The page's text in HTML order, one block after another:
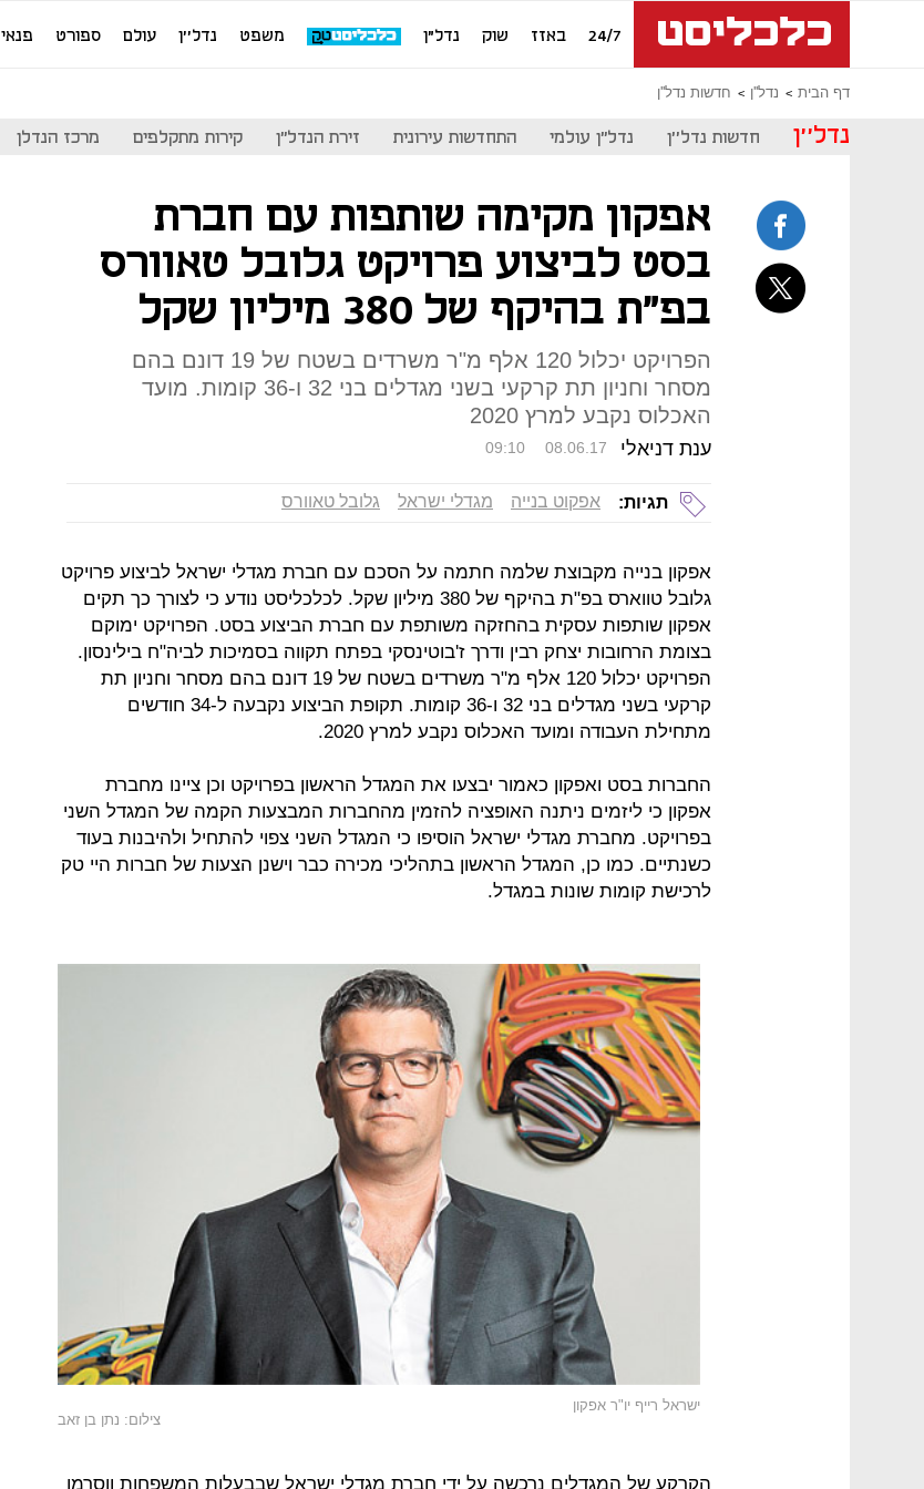
24/7 באזז שוק נדל"ן משפט נדל''ן עולם ספורט פנאי
דף הבית נדל''ן חדשות נדל''ן
נדל''ן חדשות נדל''ן נדל"ן עולמי התחדשות עירונית זירת הנדל"ן קירות מתקלפים מרכז הנדלן
אפקון מקימה שותפות עם חברת
בסט לביצוע פרויקט גלובל טאוורס
בפ"ת בהיקף של 380 מיליון שקל
הפרויקט יכלול 120 אלף מ"ר משרדים בשטח של 19 דונם בהם
מסחר וחניון תת קרקעי בשני מגדלים בני 32 ו-36 קומות. מועד
האכלוס נקבע למרץ 2020
ענת דניאלי 09:10 08.06.17
תגיות: אפקוט בנייה מגדלי ישראל גלובל טאוורס
אפקון בנייה מקבוצת שלמה חתמה על הסכם עם חברת מגדלי ישראל לביצוע פרויקט
גלובל טווארס בפ"ת בהיקף של 380 מיליון שקל. לכלכליסט נודע כי לצורך כך תקים
אפקון שותפות עסקית בהחזקה משותפת עם חברת הביצוע בסט. הפרויקט ימוקם
בצומת הרחובות יצחק רבין ודרך ז'בוטינסקי בפתח תקווה בסמיכות לביה"ח בילינסון.
הפרויקט יכלול 120 אלף מ"ר משרדים בשטח של 19 דונם בהם מסחר וחניון תת
קרקעי בשני מגדלים בני 32 ו-36 קומות. תקופת הביצוע נקבעה ל-34 חודשים
מתחילת העבודה ומועד האכלוס נקבע למרץ 2020.
החברות בסט ואפקון כאמור יבצעו את המגדל הראשון בפרויקט וכן ציינו מחברת
אפקון כי ליזמים ניתנה האופציה להזמין מהחברות המבצעות הקמה של המגדל השני
בפרויקט. מחברת מגדלי ישראל הוסיפו כי המגדל השני צפוי להתחיל ולהיבנות בעוד
כשנתיים. כמו כן, המגדל הראשון בתהליכי מכירה כבר וישנן הצעות של חברות היי טק
לרכישת קומות שונות במגדל.
ישראל רייף יו"ר אפקון
צילום: נתן בן זאב
הקרקע של המגדלים נרכשה על ידי חברת מגדלי ישראל שבבעלות המשפחות ווסרמן